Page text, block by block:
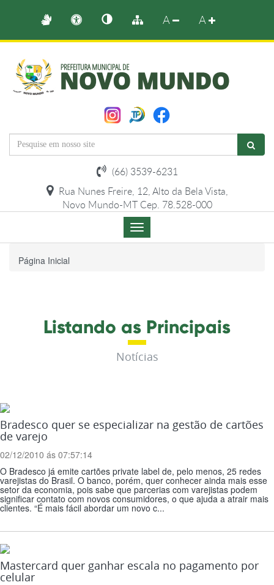
A A
(66) 3539-6231
Rua Nunes Freire, 12, Alto da Bela Vista,
Novo Mundo-MT Cep. 78.528-000
Menu
de
Página Inicial
Listando as Principais
Notícias
Bradesco quer se especializar na gestão de cartões
de varejo
02/12/2010 ás 07:57:14
O Bradesco já emite cartões private label de, pelo menos, 25 redes
varejistas do Brasil. O banco, porém, quer conhecer ainda mais esse
setor da economia, pois sabe que parcerias com varejistas podem
significar contato com novos consumidores, o que ajuda a atrair mais
clientes. “É mais fácil abordar um novo c...
Mastercard quer ganhar escala no pagamento por
celular